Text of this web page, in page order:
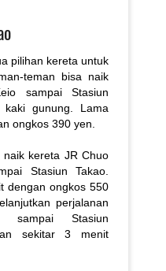
pilihan kereta untuk
teman bisa naik
sampai Stasiun
kaki gunung. Lama
ongkos 390 yen.
naik kereta JR Chuo
Stasiun Takao.
dengan ongkos 550
perjalanan
Stasiun
sekitar 3 menit